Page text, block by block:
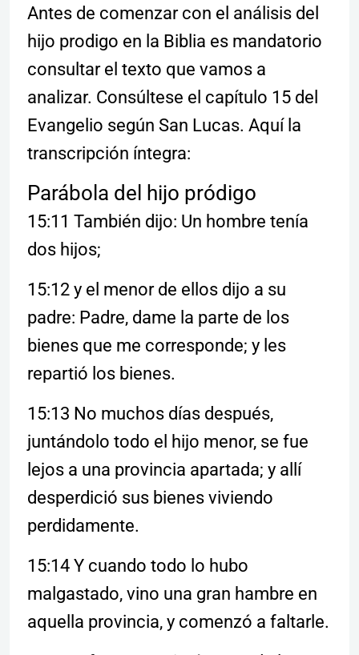
Antes de comenzar con el análisis del
hijo prodigo en la Biblia es mandatorio
consultar el texto que vamos a
analizar. Consúltese el capítulo 15 del
Evangelio según San Lucas. Aquí la
transcripción íntegra:
Parábola del hijo pródigo
15:11 También dijo: Un hombre tenía
dos hijos;
15:12 y el menor de ellos dijo a su
padre: Padre, dame la parte de los
bienes que me corresponde; y les
repartió los bienes.
15:13 No muchos días después,
juntándolo todo el hijo menor, se fue
lejos a una provincia apartada; y allí
desperdició sus bienes viviendo
perdidamente.
15:14 Y cuando todo lo hubo
malgastado, vino una gran hambre en
aquella provincia, y comenzó a faltarle.